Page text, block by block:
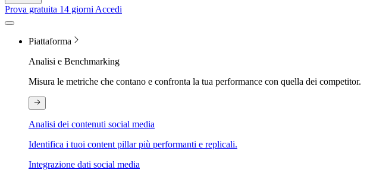
Prova gratuita 14 giorni Accedi
Piattaforma
Analisi e Benchmarking
Misura le metriche che contano e confronta la tua performance con quella dei competitor.
Analisi dei contenuti social media
Identifica i tuoi content pillar più performanti e replicali.
Integrazione dati social media